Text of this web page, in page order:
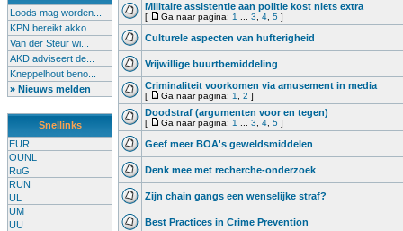
Loods mag worden...
KPN bereikt akko...
Van der Steur wi...
AKD adviseert de...
Kneppelhout beno...
» Nieuws melden
Snellinks
EUR
OUNL
RuG
RUN
UL
UM
UU
Militaire assistentie aan politie kost niets extra
[ Ga naar pagina: 1 3 4 5 ]
Culturele aspecten van hufterigheid
Vrijwillige buurtbemiddeling
Criminaliteit voorkomen via amusement in media
[ Ga naar pagina: 1 2 ]
Doodstraf (argumenten voor en tegen)
[ Ga naar pagina: 1 3 4 5 ]
Geef meer BOA's geweldsmiddelen
Denk mee met recherche-onderzoek
Zijn chain gangs een wenselijke straf?
Best Practices in Crime Prevention